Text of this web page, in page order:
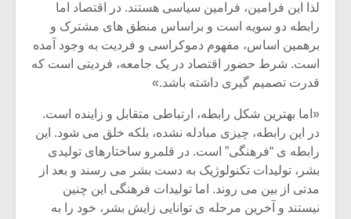
لذا این فرامین، فرامین سیاسی هستند. در اقتصاد اما
رابطه دو سویه است و براساس منطق های مشترک و
برهمین اساس، مفهوم دموکراسی و فردیت به وجود آمده
است. شرط حضور اقتصاد در یک جامعه، فردیتی است که
قدرت تصمیم گیری داشته باشد.»
«اما بهترین شکل رابطه، ارتباطی متقابل و زاینده است.
در این رابطه، چیزی مبادله نشده، بلکه خلق می شود. این
رابطه ی “فرهنگی” است. در قلمرو ساختارهای تولیدی
بشر، تولیدات تکنولوژیک به دست بشر می رسند و بعد از
مدتی از بین می روند. اما تولیدات فرهنگی این چنین
نیستند و آخرین مرحله ی توانایی زایش بشر، خود را به